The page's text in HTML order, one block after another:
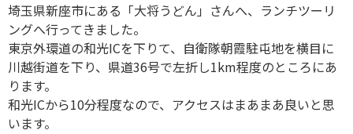
埼玉県新座市にある「大将うどん」さんへ、ランチツーリ
ングへ行ってきました。
東京外環道の和光ICを下りて、自衛隊朝霞駐屯地を横目に
川越街道を下り、県道36号で左折し1km程度のところにあ
ります。
和光ICから10分程度なので、アクセスはまあまあ良いと思
います。